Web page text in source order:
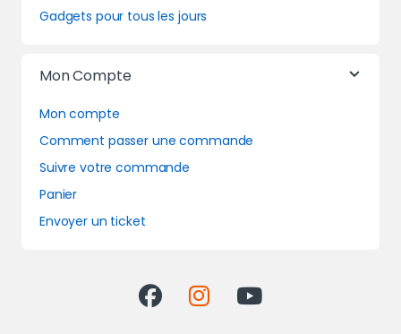
Gadgets pour tous les jours
Mon Compte
Mon compte
Comment passer une commande
Suivre votre commande
Panier
Envoyer un ticket